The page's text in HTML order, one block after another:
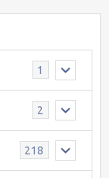
1
2
218